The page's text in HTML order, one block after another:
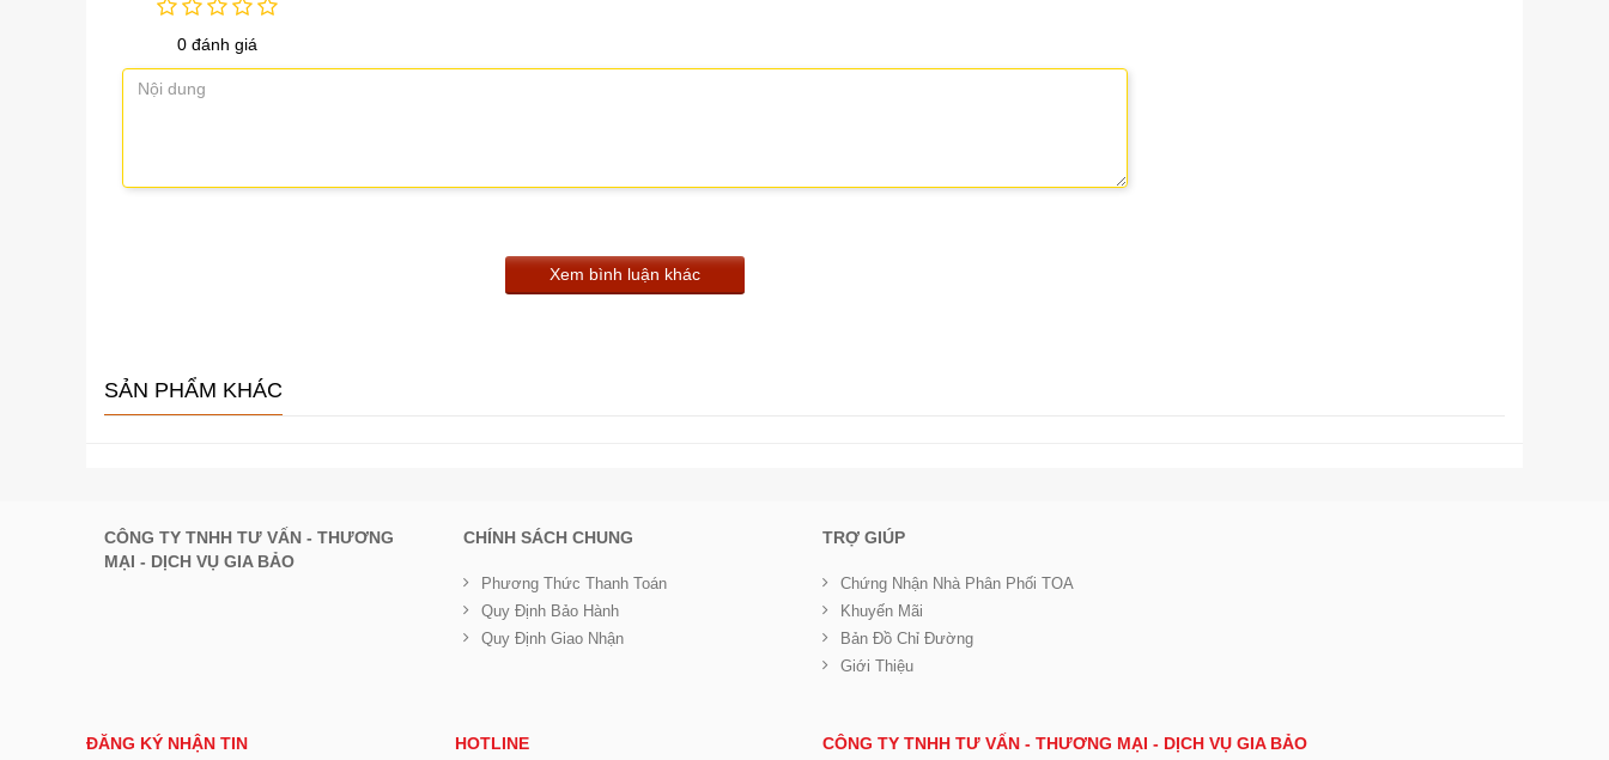
0 đánh giá
Xem bình luận khác
SẢN PHẨM KHÁC
CÔNG TY TNHH TƯ VẤN - THƯƠNG
MẠI - DỊCH VỤ GIA BẢO
CHÍNH SÁCH CHUNG
Phương Thức Thanh Toán
Quy Định Bảo Hành
Quy Định Giao Nhận
TRỢ GIÚP
Chứng Nhận Nhà Phân Phối TOA
Khuyến Mãi
Bản Đồ Chỉ Đường
Giới Thiệu
ĐĂNG KÝ NHẬN TIN HOTLINE CÔNG TY TNHH TƯ VẤN - THƯƠNG MẠI - DỊCH VỤ GIA BẢO